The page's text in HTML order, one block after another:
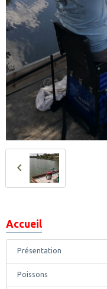
Accueil
Présentation
Poissons